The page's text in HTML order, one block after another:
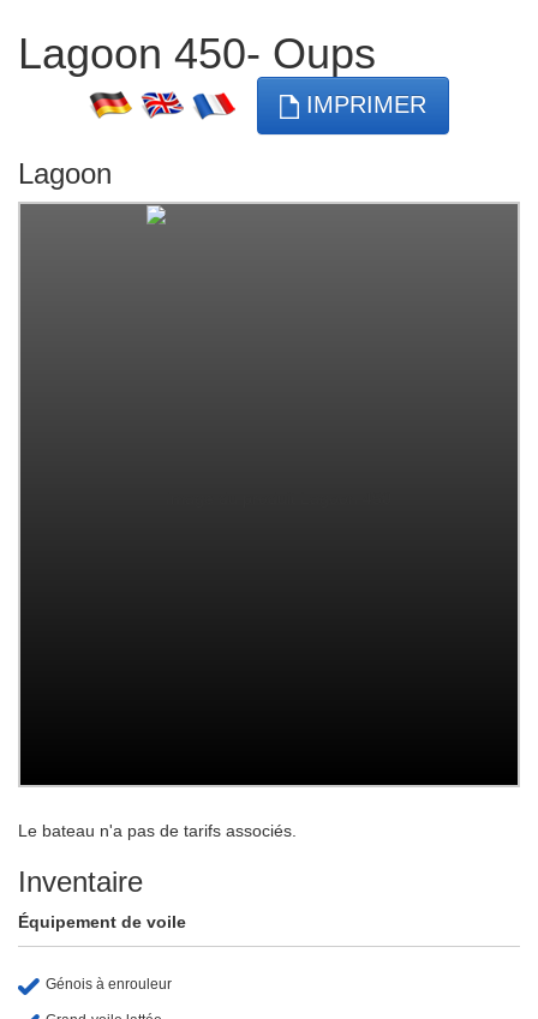
Lagoon 450- Oups
IMPRIMER
Lagoon
Le bateau n'a pas de tarifs associés.
Inventaire
Équipement de voile
Génois à enrouleur